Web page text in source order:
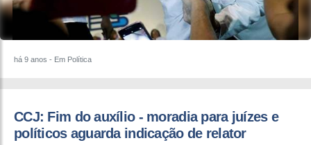
há 9 anos - Em Política
CCJ: ​Fim do auxílio - moradia para juízes e
políticos aguarda indicação de relator